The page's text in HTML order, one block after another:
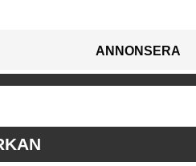
ANNONSERA